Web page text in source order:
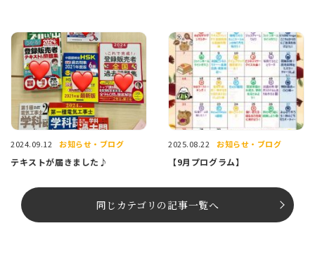
2024.09.12 お知らせ・ブログ
テキストが届きました♪
2025.08.22 お知らせ・ブログ
【9月プログラム】
同じカテゴリの記事⼀覧へ